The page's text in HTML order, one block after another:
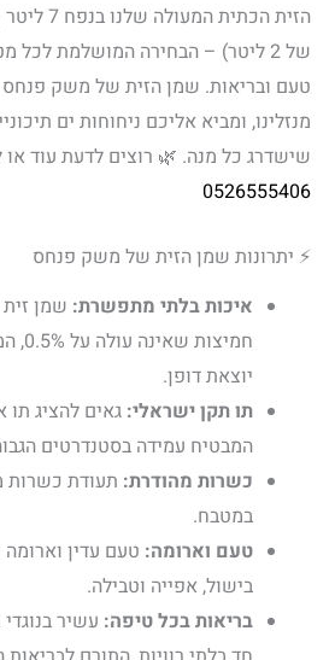
של 2 ליטר) – הבחירה המושלמת
טעם ובריאות. שמן הזית של משק פנחס
מנזלינו, ומביא אליכם ניחוחות ים
שישדרג כל מנה. 🌿 רוצים לדעת עוד או
0526555406
⚡ יתרונות שמן הזית של משק פנחס
איכות בלתי מתפשרת: שמן
יוצאת דופן.
תו תקן ישראלי: גאים להציג תו
המבטיח עמידה בסטנדרטים
כשרות מהודרת: תעודת
במטבח.
טעם וארומה: טעם עדין
בישול, אפייה וטבילה.
בריאות בכל טיפה: עשיר